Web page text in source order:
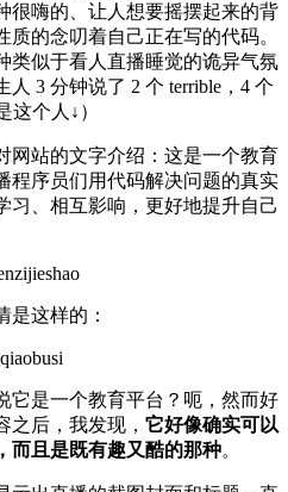
很嗨的、让人想要摇摆起来的背
的念叨着自己正在写的代码。
类似于看人直播睡觉的诡异气氛
3 分钟说了 2 个 terrible，4 个
这个人↓）
网站的文字介绍：这是一个教育
程序员们用代码解决问题的真实
习、相互影响，更好地提升自己
是这样的：
它是一个教育平台？呃，然而好
之后，我发现， 它好像确实可以
而且是既有趣又酷的那种。